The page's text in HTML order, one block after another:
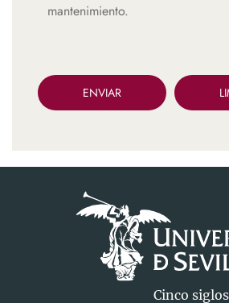
mantenimiento.
Cinco siglos